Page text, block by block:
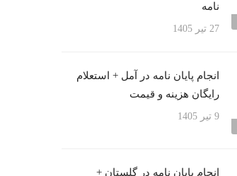
نامه
27 تیر 1405
انجام پایان نامه در آمل + استعلام
رایگان هزینه و قیمت
9 تیر 1405
انجام پایان نامه در گلستان +